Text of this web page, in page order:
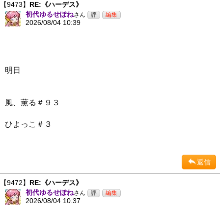
【9473】 RE:《ハーデス》
初代ゆるせぽねさん
2026/08/04 10:39
明日
風、薫る＃９３
ひよっこ＃３
返信
【9472】 RE:《ハーデス》
初代ゆるせぽねさん
2026/08/04 10:37